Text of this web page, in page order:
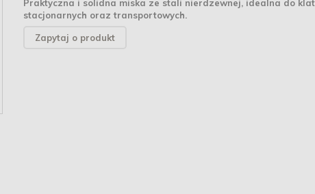
Praktyczna i solidna miska ze stali nierdzewnej, idealna do
stacjonarnych oraz transportowych.
Zapytaj o produkt